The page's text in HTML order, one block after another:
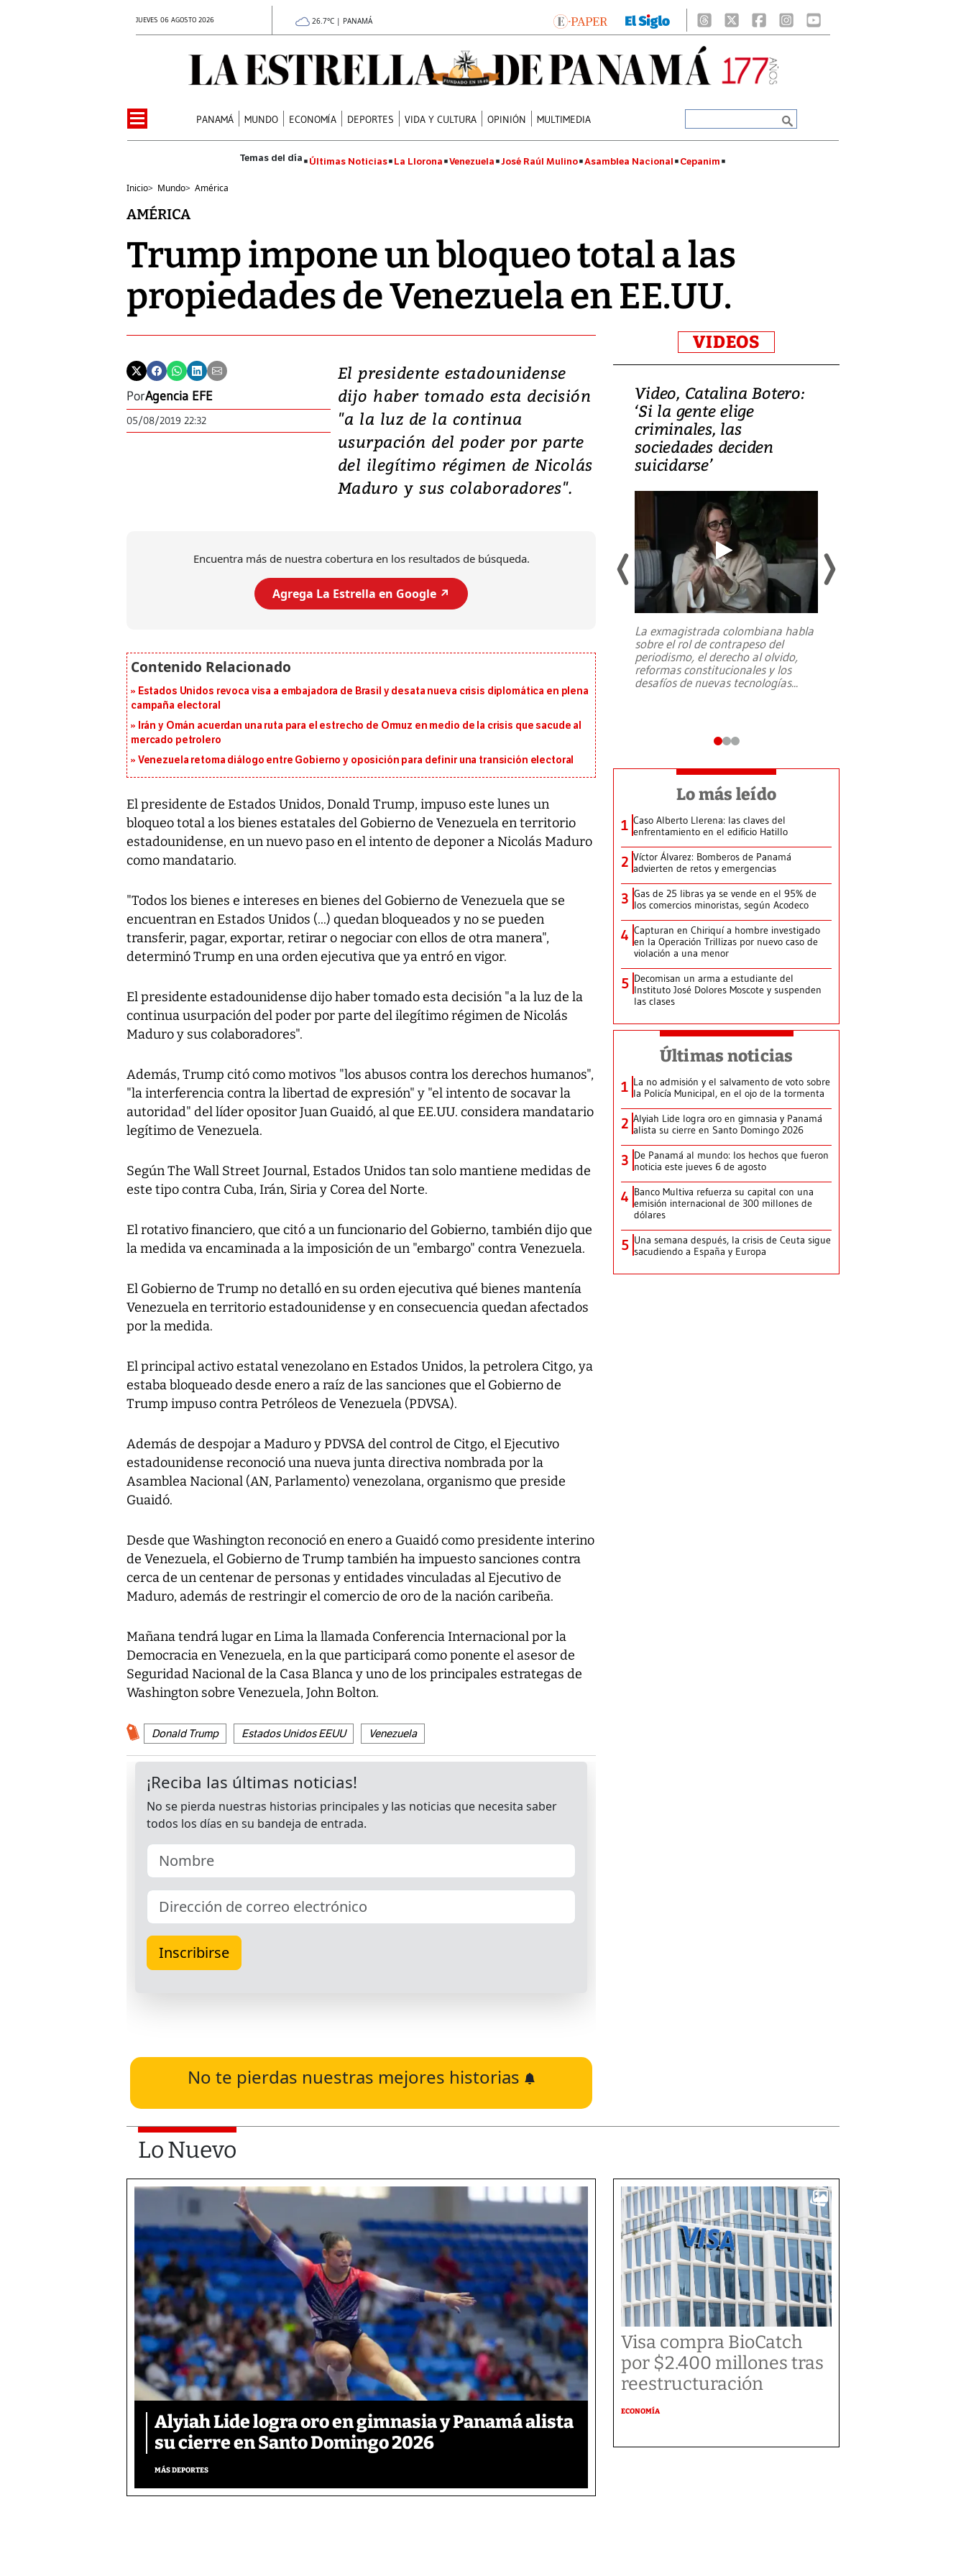
JUEVES 06 AGOSTO 2026 26.7°C | PANAMÁ
PANAMÁ MUNDO ECONOMÍA DEPORTES VIDA Y CULTURA OPINIÓN MULTIMEDIA
Últimas Noticias La Llorona Venezuela José Raúl Mulino Asamblea Nacional Cepanim
Inicio> Mundo> América
AMÉRICA
Trump impone un bloqueo total a las
propiedades de Venezuela en EE.UU.
PorAgencia EFE
05/08/2019 22:32
El presidente estadounidense
dijo haber tomado esta decisión
"a la luz de la continua
usurpación del poder por parte
del ilegítimo régimen de Nicolás
Maduro y sus colaboradores".
Encuentra más de nuestra cobertura en los resultados de búsqueda.
Agrega La Estrella en Google ↗️
Estados Unidos revoca visa a embajadora de Brasil y desata nueva crisis diplomática en plena
campaña electoral
Irán y Omán acuerdan una ruta para el estrecho de Ormuz en medio de la crisis que sacude al
mercado petrolero
Venezuela retoma diálogo entre Gobierno y oposición para definir una transición electoral
El presidente de Estados Unidos, Donald Trump, impuso este lunes un
bloqueo total a los bienes estatales del Gobierno de Venezuela en territorio
estadounidense, en un nuevo paso en el intento de deponer a Nicolás Maduro
como mandatario.
"Todos los bienes e intereses en bienes del Gobierno de Venezuela que se
encuentran en Estados Unidos (...) quedan bloqueados y no se pueden
transferir, pagar, exportar, retirar o negociar con ellos de otra manera",
determinó Trump en una orden ejecutiva que ya entró en vigor.
El presidente estadounidense dijo haber tomado esta decisión "a la luz de la
continua usurpación del poder por parte del ilegítimo régimen de Nicolás
Maduro y sus colaboradores".
Además, Trump citó como motivos "los abusos contra los derechos humanos",
"la interferencia contra la libertad de expresión" y "el intento de socavar la
autoridad" del líder opositor Juan Guaidó, al que EE.UU. considera mandatario
legítimo de Venezuela.
Según The Wall Street Journal, Estados Unidos tan solo mantiene medidas de
este tipo contra Cuba, Irán, Siria y Corea del Norte.
El rotativo financiero, que citó a un funcionario del Gobierno, también dijo que
la medida va encaminada a la imposición de un "embargo" contra Venezuela.
El Gobierno de Trump no detalló en su orden ejecutiva qué bienes mantenía
Venezuela en territorio estadounidense y en consecuencia quedan afectados
por la medida.
El principal activo estatal venezolano en Estados Unidos, la petrolera Citgo, ya
estaba bloqueado desde enero a raíz de las sanciones que el Gobierno de
Trump impuso contra Petróleos de Venezuela (PDVSA).
Además de despojar a Maduro y PDVSA del control de Citgo, el Ejecutivo
estadounidense reconoció una nueva junta directiva nombrada por la
Asamblea Nacional (AN, Parlamento) venezolana, organismo que preside
Guaidó.
Desde que Washington reconoció en enero a Guaidó como presidente interino
de Venezuela, el Gobierno de Trump también ha impuesto sanciones contra
cerca de un centenar de personas y entidades vinculadas al Ejecutivo de
Maduro, además de restringir el comercio de oro de la nación caribeña.
Mañana tendrá lugar en Lima la llamada Conferencia Internacional por la
Democracia en Venezuela, en la que participará como ponente el asesor de
Seguridad Nacional de la Casa Blanca y uno de los principales estrategas de
Washington sobre Venezuela, John Bolton.
Donald Trump Estados Unidos EEUU Venezuela
No te pierdas nuestras mejores historias
VIDEOS
Video, Japón: Terremoto
deja heridos y graves
daños en Kumamoto
Un fuerte terremoto de magnitud
7,1 se registró este martes 28 de
Video, Catalina Botero:
‘Si la gente elige
criminales, las
sociedades deciden
suicidarse’
La exmagistrada colombiana habla
sobre el rol de contrapeso del
periodismo, el derecho al olvido,
reformas constitucionales y los
desafíos de nuevas tecnologías...
Lo más leído
1 Caso Alberto Llerena: las claves del
enfrentamiento en el edificio Hatillo
2 Víctor Álvarez: Bomberos de Panamá
advierten de retos y emergencias
3 Gas de 25 libras ya se vende en el 95% de
los comercios minoristas, según Acodeco
4 Capturan en Chiriquí a hombre investigado
en la Operación Trillizas por nuevo caso de
violación a una menor
5 Decomisan un arma a estudiante del
Instituto José Dolores Moscote y suspenden
las clases
Últimas noticias
1 La no admisión y el salvamento de voto sobre
la Policía Municipal, en el ojo de la tormenta
2 Alyiah Lide logra oro en gimnasia y Panamá
alista su cierre en Santo Domingo 2026
3 De Panamá al mundo: los hechos que fueron
noticia este jueves 6 de agosto
4 Banco Multiva refuerza su capital con una
emisión internacional de 300 millones de
dólares
5 Una semana después, la crisis de Ceuta sigue
sacudiendo a España y Europa
Lo Nuevo
Alyiah Lide logra oro en gimnasia y Panamá alista
su cierre en Santo Domingo 2026
MÁS DEPORTES
Visa compra BioCatch
por $2.400 millones tras
reestructuración
ECONOMÍA